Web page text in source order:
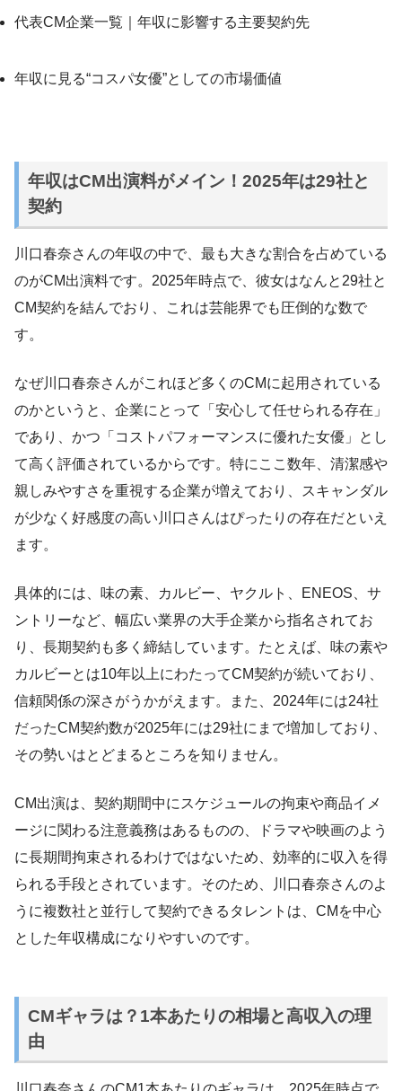
代表CM企業一覧｜年収に影響する主要契約先
年収に見る“コスパ女優”としての市場価値
年収はCM出演料がメイン！2025年は29社と
契約
川口春奈さんの年収の中で、最も大きな割合を占めている
のがCM出演料です。2025年時点で、彼女はなんと29社と
CM契約を結んでおり、これは芸能界でも圧倒的な数で
す。
なぜ川口春奈さんがこれほど多くのCMに起用されている
のかというと、企業にとって「安心して任せられる存在」
であり、かつ「コストパフォーマンスに優れた女優」とし
て高く評価されているからです。特にここ数年、清潔感や
親しみやすさを重視する企業が増えており、スキャンダル
が少なく好感度の高い川口さんはぴったりの存在だといえ
ます。
具体的には、味の素、カルビー、ヤクルト、ENEOS、サ
ントリーなど、幅広い業界の大手企業から指名されてお
り、長期契約も多く締結しています。たとえば、味の素や
カルビーとは10年以上にわたってCM契約が続いており、
信頼関係の深さがうかがえます。また、2024年には24社
だったCM契約数が2025年には29社にまで増加しており、
その勢いはとどまるところを知りません。
CM出演は、契約期間中にスケジュールの拘束や商品イメ
ージに関わる注意義務はあるものの、ドラマや映画のよう
に長期間拘束されるわけではないため、効率的に収入を得
られる手段とされています。そのため、川口春奈さんのよ
うに複数社と並行して契約できるタレントは、CMを中心
とした年収構成になりやすいのです。
CMギャラは？1本あたりの相場と高収入の理
由